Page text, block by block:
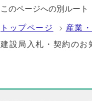
このページへの別ルート
トップページ 産業
建設局入札・契約のお